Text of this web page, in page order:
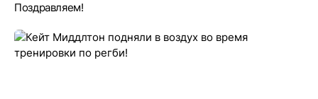
Поздравляем!